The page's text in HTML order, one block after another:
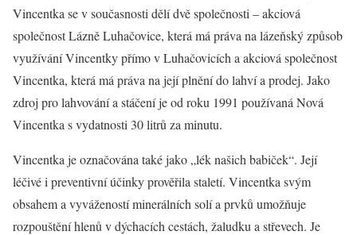
Vincentka se v současnosti dělí dvě společnosti – akciová
společnost Lázně Luhačovice, která má práva na lázeňský způsob
využívání Vincentky přímo v Luhačovicích a akciová společnost
Vincentka, která má práva na její plnění do lahví a prodej. Jako
zdroj pro lahvování a stáčení je od roku 1991 používaná Nová
Vincentka s vydatnosti 30 litrů za minutu.
Vincentka je označována také jako „lék našich babiček“. Její
léčivé i preventivní účinky prověřila staletí. Vincentka svým
obsahem a vyvážeností minerálních solí a prvků umožňuje
rozpouštění hlenů v dýchacích cestách, žaludku a střevech. Je